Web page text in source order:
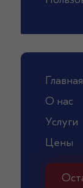
Главная
О нас
Услуги
Цены